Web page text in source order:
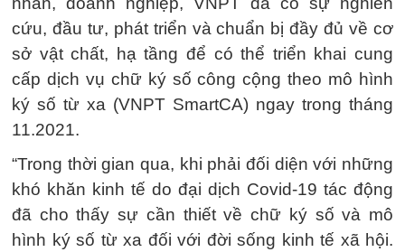
cứu, đầu tư, phát triển và chuẩn bị đầy đủ về cơ
sở vật chất, hạ tầng để có thể triển khai cung
cấp dịch vụ chữ ký số công cộng theo mô hình
ký số từ xa (VNPT SmartCA) ngay trong tháng
11.2021.
“Trong thời gian qua, khi phải đối diện với những
khó khăn kinh tế do đại dịch Covid-19 tác động
đã cho thấy sự cần thiết về chữ ký số và mô
hình ký số từ xa đối với đời sống kinh tế xã hội.